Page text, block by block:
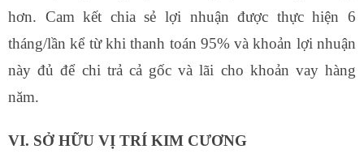
hơn. Cam kết chia sẻ lợi nhuận được thực hiện 6
tháng/lần kể từ khi thanh toán 95% và khoản lợi nhuận
này đủ để chi trả cả gốc và lãi cho khoản vay hàng
năm.
VI. SỞ HỮU VỊ TRÍ KIM CƯƠNG